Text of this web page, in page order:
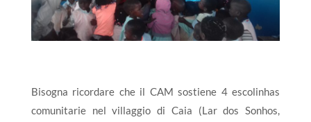
Bisogna ricordare che il CAM sostiene 4 escolinhas
comunitarie nel villaggio di Caia (Lar dos Sonhos,